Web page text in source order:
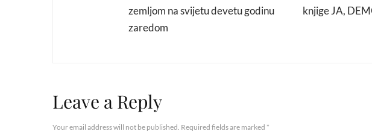
zemljom na svijetu devetu godinu
zaredom
knjige JA,
Leave a Reply
Your email address will not be published. Required fields are marked *